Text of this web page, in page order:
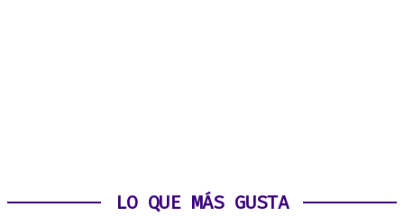
LO QUE MÁS GUSTA